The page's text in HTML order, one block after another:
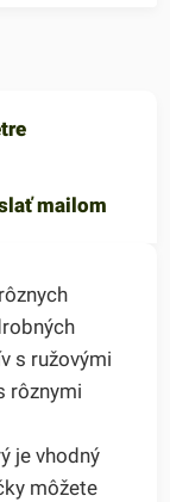
mailom
s ružovými
rôznymi
je vhodný
môžete